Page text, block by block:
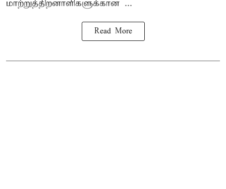
மாற்றுத்திறனாளிகளுக்கான ...
Read More